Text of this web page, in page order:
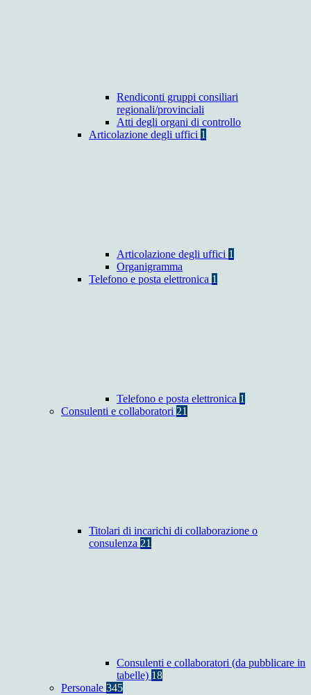
Rendiconti gruppi consiliari
regionali/provinciali
Atti degli organi di controllo
Articolazione degli uffici 1
Articolazione degli uffici 1
Organigramma
Telefono e posta elettronica 1
Telefono e posta elettronica 1
Consulenti e collaboratori 21
Titolari di incarichi di collaborazione o
consulenza 21
Consulenti e collaboratori (da pubblicare in
tabelle) 18
Personale 345